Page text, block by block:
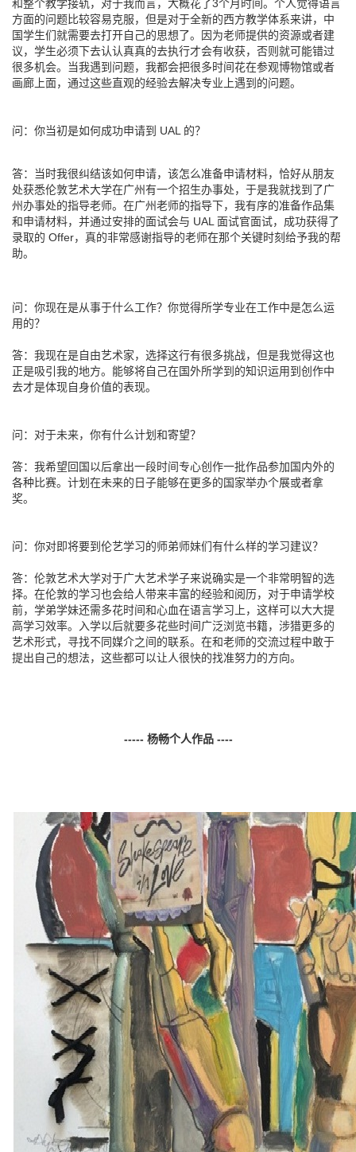
和整个教学接轨，对于我而言，大概花了3个月时间。个人觉得语言
方面的问题比较容易克服，但是对于全新的西方教学体系来讲，中
国学生们就需要去打开自己的思想了。因为老师提供的资源或者建
议，学生必须下去认认真真的去执行才会有收获，否则就可能错过
很多机会。当我遇到问题，我都会把很多时间花在参观博物馆或者
画廊上面，通过这些直观的经验去解决专业上遇到的问题。
问：你当初是如何成功申请到 UAL 的？
答：当时我很纠结该如何申请，该怎么准备申请材料，恰好从朋友
处获悉伦敦艺术大学在广州有一个招生办事处，于是我就找到了广
州办事处的指导老师。在广州老师的指导下，我有序的准备作品集
和申请材料，并通过安排的面试会与 UAL 面试官面试，成功获得了
录取的 Offer，真的非常感谢指导的老师在那个关键时刻给予我的帮
助。
问：你现在是从事于什么工作？你觉得所学专业在工作中是怎么运
用的？
答：我现在是自由艺术家，选择这行有很多挑战，但是我觉得这也
正是吸引我的地方。能够将自己在国外所学到的知识运用到创作中
去才是体现自身价值的表现。
问：对于未来，你有什么计划和寄望？
答：我希望回国以后拿出一段时间专心创作一批作品参加国内外的
各种比赛。计划在未来的日子能够在更多的国家举办个展或者拿
奖。
问：你对即将要到伦艺学习的师弟师妹们有什么样的学习建议？
答：伦敦艺术大学对于广大艺术学子来说确实是一个非常明智的选
择。在伦敦的学习也会给人带来丰富的经验和阅历，对于申请学校
前，学弟学妹还需多花时间和心血在语言学习上，这样可以大大提
高学习效率。入学以后就要多花些时间广泛浏览书籍，涉猎更多的
艺术形式，寻找不同媒介之间的联系。在和老师的交流过程中敢于
提出自己的想法，这些都可以让人很快的找准努力的方向。
----- 杨畅个人作品----